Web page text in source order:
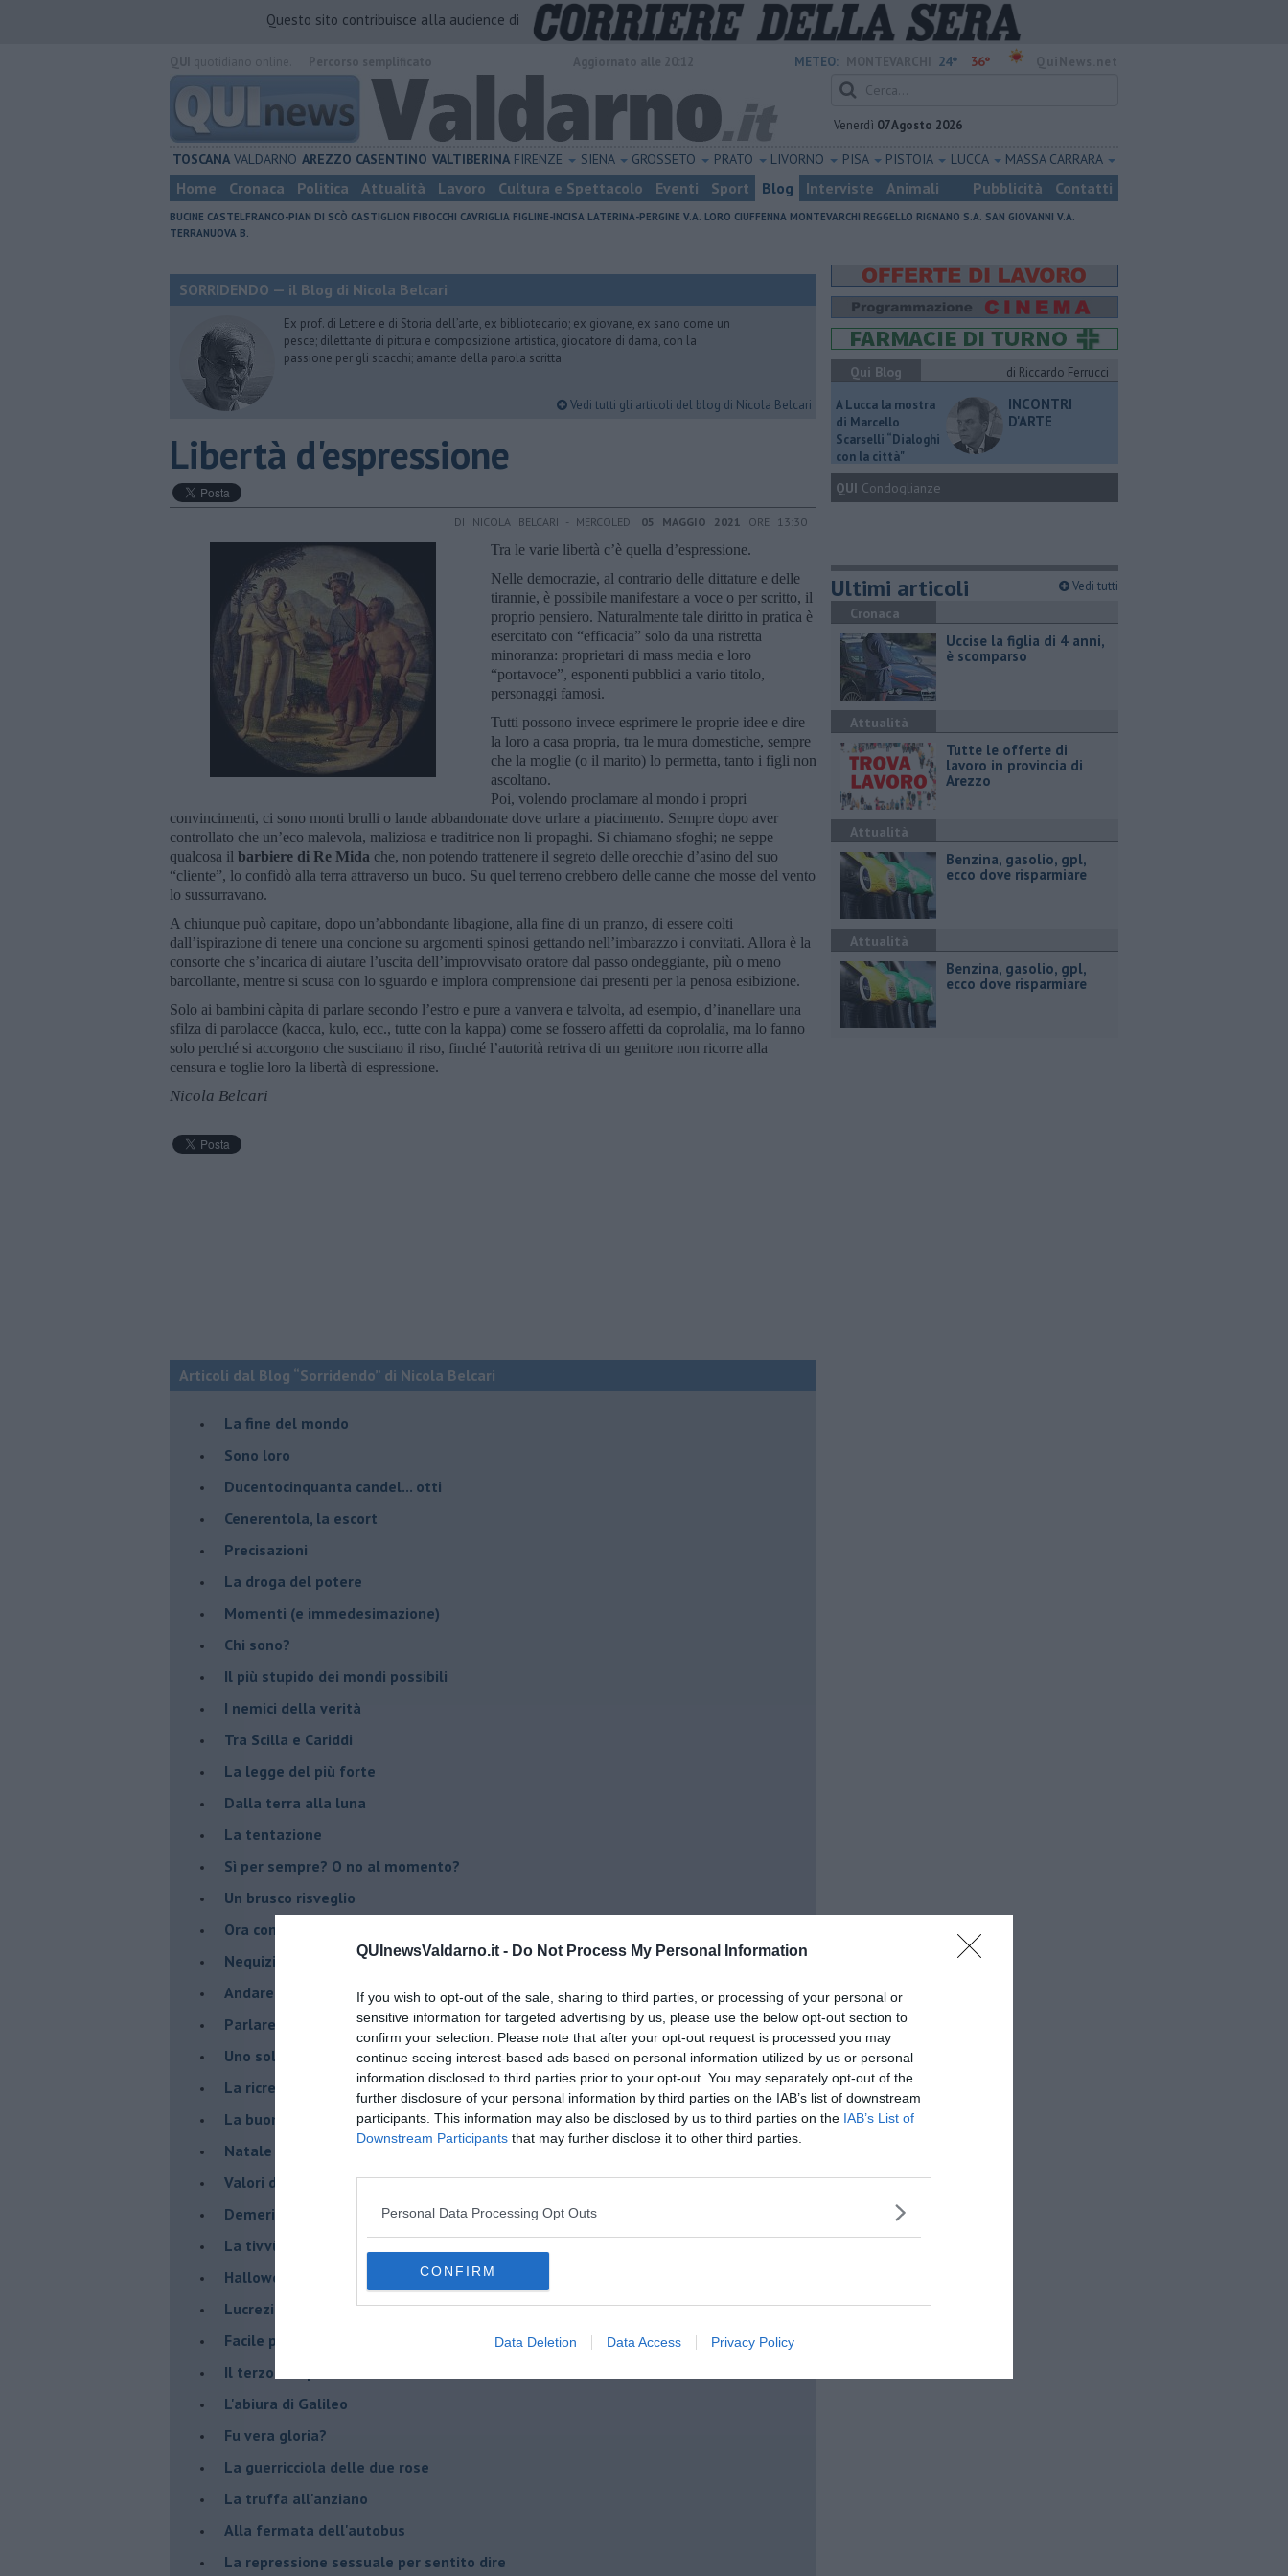
QUInewsValdarno.it - Do Not Process My Personal Information
If you wish to opt-out of the sale, sharing to third parties, or processing of your personal or
sensitive information for targeted advertising by us, please use the below opt-out section to
confirm your selection. Please note that after your opt-out request is processed you may
continue seeing interest-based ads based on personal information utilized by us or personal
information disclosed to third parties prior to your opt-out. You may separately opt-out of the
further disclosure of your personal information by third parties on the IAB’s list of downstream
participants. This information may also be disclosed by us to third parties on the IAB’s List of
Downstream Participants that may further disclose it to other third parties.
Personal Data Processing Opt Outs
CONFIRM
Data Deletion Data Access Privacy Policy
Questo sito contribuisce alla audience di
METEO: 24° 36°
Venerdì 07 Agosto 2026
TOSCANA VALDARNO AREZZO CASENTINO VALTIBERINA FIRENZE SIENA GROSSETO PRATO LIVORNO PISA PISTOIA LUCCA MASSA CARRARA
Home Cronaca Politica Attualità Lavoro Cultura e Spettacolo Eventi Sport Blog Interviste Animali Pubblicità Contatti
BUCINE CASTELFRANCO-PIAN DI SCÒ CASTIGLION FIBOCCHI CAVRIGLIA FIGLINE-INCISA LATERINA-PERGINE V.A. LORO CIUFFENNA MONTEVARCHI REGGELLO RIGNANO S.A. SAN GIOVANNI V.A.
TERRANUOVA B.
SORRIDENDO — il Blog di Nicola Belcari
Ex prof. di Lettere e di Storia dell’arte, ex bibliotecario; ex giovane, ex sano come un
pesce; dilettante di pittura e composizione artistica, giocatore di dama, con la
passione per gli scacchi; amante della parola scritta
Vedi tutti gli articoli del blog di Nicola Belcari
Libertà d'espressione
DI NICOLA BELCARI - MERCOLEDÌ 05 MAGGIO 2021 ORE 13:30
Tra le varie libertà c’è quella d’espressione.
Nelle democrazie, al contrario delle dittature e delle
tirannie, è possibile manifestare a voce o per scritto, il
proprio pensiero. Naturalmente tale diritto in pratica è
esercitato con “efficacia” solo da una ristretta
minoranza: proprietari di mass media e loro
“portavoce”, esponenti pubblici a vario titolo,
personaggi famosi.
Tutti possono invece esprimere le proprie idee e dire
la loro a casa propria, tra le mura domestiche, sempre
che la moglie (o il marito) lo permetta, tanto i figli non
ascoltano.
Poi, volendo proclamare al mondo i propri
convincimenti, ci sono monti brulli o lande abbandonate dove urlare a piacimento. Sempre dopo aver
controllato che un’eco malevola, maliziosa e traditrice non li propaghi. Si chiamano sfoghi; ne seppe
qualcosa il barbiere di Re Mida che, non potendo trattenere il segreto delle orecchie d’asino del suo
“cliente”, lo confidò alla terra attraverso un buco. Su quel terreno crebbero delle canne che mosse del vento
lo sussurravano.
A chiunque può capitare, dopo un’abbondante libagione, alla fine di un pranzo, di essere colti
dall’ispirazione di tenere una concione su argomenti spinosi gettando nell’imbarazzo i convitati. Allora è la
consorte che s’incarica di aiutare l’uscita dell’improvvisato oratore dal passo ondeggiante, più o meno
barcollante, mentre si scusa con lo sguardo e implora comprensione dai presenti per la penosa esibizione.
Solo ai bambini càpita di parlare secondo l’estro e pure a vanvera e talvolta, ad esempio, d’inanellare una
sfilza di parolacce (kacca, kulo, ecc., tutte con la kappa) come se fossero affetti da coprolalia, ma lo fanno
solo perché si accorgono che suscitano il riso, finché l’autorità retriva di un genitore non ricorre alla
censura e toglie loro la libertà di espressione.
Nicola Belcari
Articoli dal Blog “Sorridendo” di Nicola Belcari
La fine del mondo
Sono loro
Ducentocinquanta candel... otti
Cenerentola, la escort
Precisazioni
La droga del potere
Momenti (e immedesimazione)
Chi sono?
Il più stupido dei mondi possibili
I nemici della verità
Tra Scilla e Cariddi
La legge del più forte
Dalla terra alla luna
La tentazione
​Sì per sempre? O no al momento?
Un brusco risveglio
Ora come allora
Nequizia
Andare oltre lo specchio
Parlare con la televisione
Uno solo al comando?
La ricreazione è finita
La buona notizia
Natale con l'elmetto
Valori dubbi miti fasulli
Demeritocrazia
La tivvù pallonara
Halloween
​Lucrezia Borgia, una storia di potere
Facile profezia
Il terzo compito
L'abiura di Galileo
Fu vera gloria?
La guerricciola delle due rose
La truffa all'anziano
Alla fermata dell'autobus
La repressione sessuale per sentito dire
Qui Blog
di Riccardo Ferrucci
A Lucca la mostra
di Marcello
Scarselli “Dialoghi
con la città"
INCONTRI
D'ARTE
QUI Condoglianze
Ultimi articoli Vedi tutti
Cronaca
Uccise la figlia di 4 anni,
è scomparso
Attualità
​Tutte le offerte di
lavoro in provincia di
Arezzo
Attualità
​Benzina, gasolio, gpl,
ecco dove risparmiare
Attualità
​Benzina, gasolio, gpl,
ecco dove risparmiare